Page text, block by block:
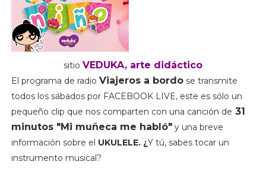
sitio VEDUKA, arte didáctico
El programa de radio Viajeros a bordo se transmite
todos los sábados por FACEBOOK LIVE, este es sólo un
pequeño clip que nos comparten con una canción de 31
minutos "Mi muñeca me habló"y una breve
información sobre el UKULELE. ¿Y tú, sabes tocar un
instrumento musical?